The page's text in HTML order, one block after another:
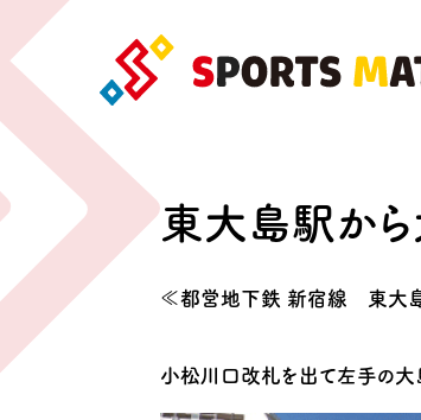
東大島駅か
≪都営地下鉄 新宿線 東大
小松川口改札を出て左手の大